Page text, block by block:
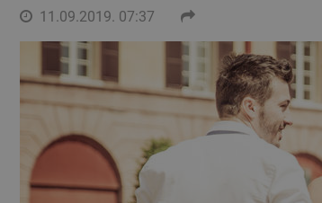
11.09.2019. 07:37